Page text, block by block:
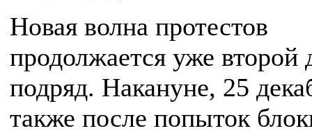
Новая волна протестов
продолжается уже второй
подряд. Накануне, 25
также после попыток